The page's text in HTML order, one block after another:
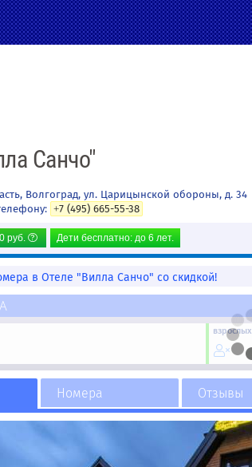
Санчо"
, Волгоград, ул. Царицынской обороны, д. 34
+7 (495) 665-55-38
руб. Дети бесплатно: до 6 лет.
в Отеле "Вилла Санчо" со скидкой!
взрослых
Номера Отзывы